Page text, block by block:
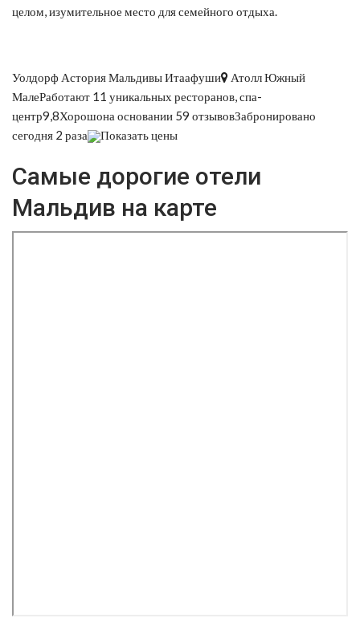
целом, изумительное место для семейного отдыха.
Уолдорф Астория Мальдивы Итаафуши
Атолл Южный
МалеРаботают 11 уникальных ресторанов, спа-
центр9,8Хорошона основании 59 отзывовЗабронировано
сегодня 2 раза
Показать цены
Самые дорогие отели
Мальдив на карте